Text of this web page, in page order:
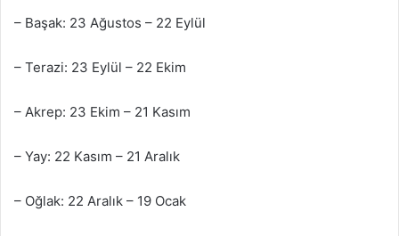
– Başak: 23 Ağustos – 22 Eylül
– Terazi: 23 Eylül – 22 Ekim
– Akrep: 23 Ekim – 21 Kasım
– Yay: 22 Kasım – 21 Aralık
– Oğlak: 22 Aralık – 19 Ocak